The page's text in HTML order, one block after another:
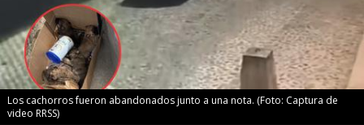
Los cachorros fueron abandonados junto a una nota. (Foto: Captura de
video RRSS)